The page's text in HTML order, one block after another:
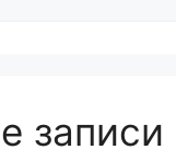
записи